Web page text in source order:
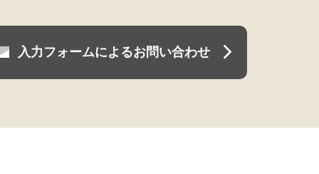
入力フォームによるお問い合わせ